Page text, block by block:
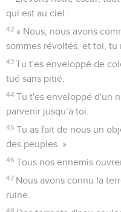
d'Uts ! Vers toi aussi, la
montreras ta nudité.
Fille de Sion, ta
plus en exil. Fille d'Edom,
dévoilera tes péchés.
Lamentations
Souviens-toi, Eternel, de
vois notre honte !